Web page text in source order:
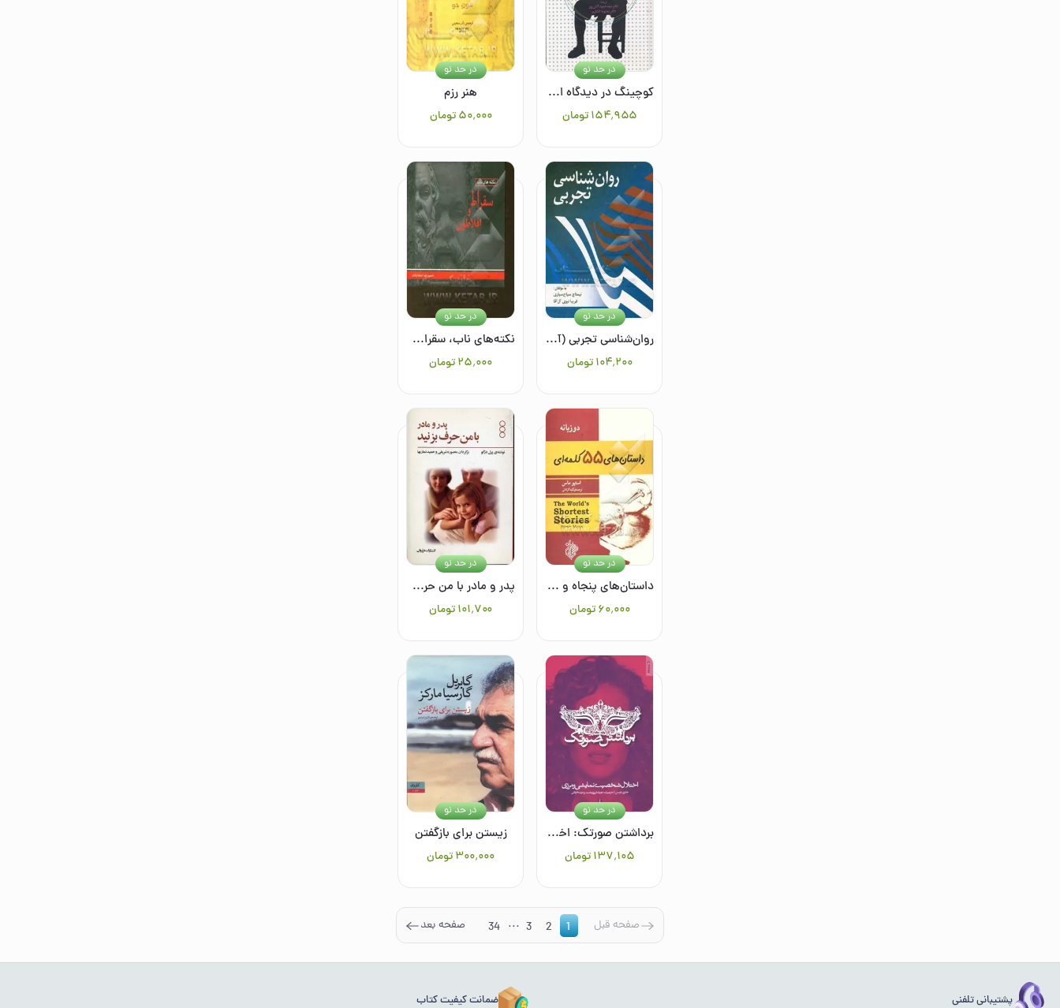
كوچينگ در ديدگاه اگزيستانسياليسم
۱۵۴٬۹۵۵ تومان
در حد نو
هنر رزم
۵۰٬۰۰۰ تومان
در حد نو
روان‌شناسی تجربی (آزمایشی)
۱۰۴٬۲۰۰ تومان
در حد نو
نکته‌های ناب، سقراط و افلاطون
۲۵٬۰۰۰تومان
در حد نو
داستان‌های پنجاه و پنج کلمه‌ای
۶۰٬۰۰۰ تومان
در حد نو
پدر و مادر با من حرف بزنید: 14 مجوز تحلیل رفتار متقابل برای بستن بازدارنده‌ها
۱۰۱٬۷۰۰تومان
در حد نو
برداشتن صورتک: اختلال شخصیت نمایشی و مرزی
۱۳۷٬۱۰۵ تومان
در حد نو
زیستن برای بازگفتن
۳۰۰٬۰۰۰تومان
در حد نو
صفحه قبل 1
2
3
...
34 صفحه بعد
پشتیبانی تلفنی ضمانت کیفیت کتاب